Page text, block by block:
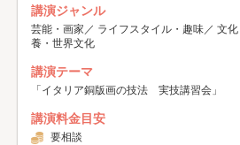
講演ジャンル
芸能・画家／ ライフスタイル・趣味／ 文
養・世界文化
講演テーマ
「イタリア銅版画の技法 実技講習会」
講演料金目安
要相談